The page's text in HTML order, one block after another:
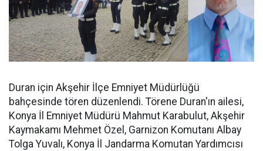
Duran için Akşehir İlçe Emniyet Müdürlüğü
bahçesinde tören düzenlendi. Törene Duran'ın ailesi,
Konya İl Emniyet Müdürü Mahmut Karabulut, Akşehir
Kaymakamı Mehmet Özel, Garnizon Komutanı Albay
Tolga Yuvalı, Konya İl Jandarma Komutan Yardımcısı